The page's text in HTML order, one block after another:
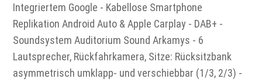
Integriertem Google - Kabellose Smartphone
Replikation Android Auto & Apple Carplay - DAB+ -
Soundsystem Auditorium Sound Arkamys - 6
Lautsprecher, Rückfahrkamera, Sitze: Rücksitzbank
asymmetrisch umklapp- und verschiebbar (1/3, 2/3) -